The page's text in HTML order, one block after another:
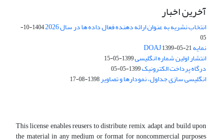
آخرین اخبار
انتخاب نشریه به عنوان ارائه دهنده فعال داده ها در سال 2026
1404-10-
05
نمایه DOAJ1399-05-21
انتشار اولین شماره انگلیسی1399-05-15
درگاه پرداخت الکترونیک1399-05-05
انگلیسی سازی جداول، نمودارها و تصاویر1398-08-17
This license enables reusers to distribute, remix, adapt, and build upon
the material in any medium or format for noncommercial purposes